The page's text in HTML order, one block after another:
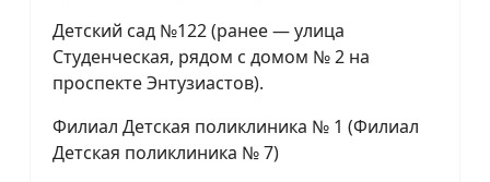
Детский сад №122 (ранее — улица
Студенческая, рядом с домом № 2 на
проспекте Энтузиастов).
Филиал Детская поликлиника № 1 (Филиал
Детская поликлиника № 7)